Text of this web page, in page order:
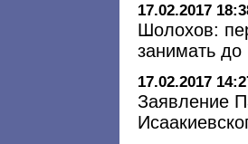
17.02.2017
Шолохов:
занимать до
17.02.2017
Заявление